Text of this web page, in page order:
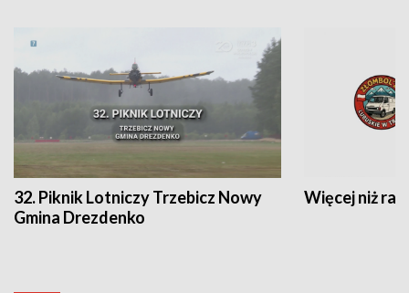
32. Piknik Lotniczy Trzebicz Nowy
Gmina Drezdenko
Więcej niż rajd